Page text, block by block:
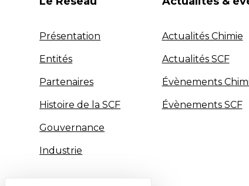
Présentation
Entités
Partenaires
Histoire de la SCF
Gouvernance
Industrie
Actualités Chimie
Actualités SCF
Évènements
Évènements SCF